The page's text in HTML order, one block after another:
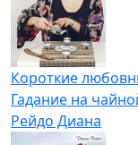
Короткие
Гадание на
Рейдо Диана